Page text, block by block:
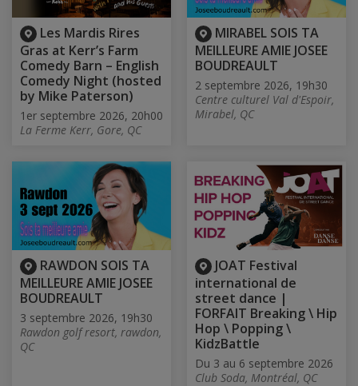
Les Mardis Rires
Gras at Kerr’s Farm
Comedy Barn – English
Comedy Night (hosted
by Mike Paterson)
1er septembre 2026, 20h00
La Ferme Kerr, Gore, QC
MIRABEL SOIS TA
MEILLEURE AMIE JOSEE
BOUDREAULT
2 septembre 2026, 19h30
Centre culturel Val d'Espoir,
Mirabel, QC
RAWDON SOIS TA
MEILLEURE AMIE JOSEE
BOUDREAULT
3 septembre 2026, 19h30
Rawdon golf resort, rawdon,
QC
JOAT Festival
international de
street dance |
FORFAIT Breaking \ Hip
Hop \ Popping \
KidzBattle
Du 3 au 6 septembre 2026
Club Soda, Montréal, QC